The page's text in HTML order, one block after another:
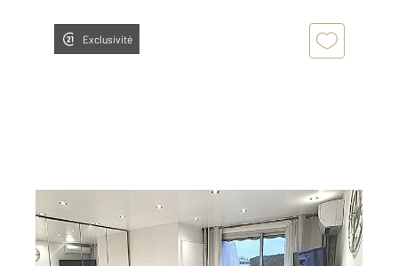
Exclusivité
LA GRANDE MOTTE 34
26,36 m2, 1 pièce
Ref : 52052